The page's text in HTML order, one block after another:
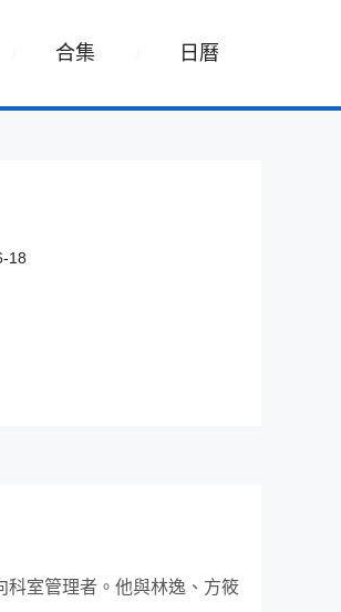
合集 日曆
18
科室管理者。他與林逸、方筱